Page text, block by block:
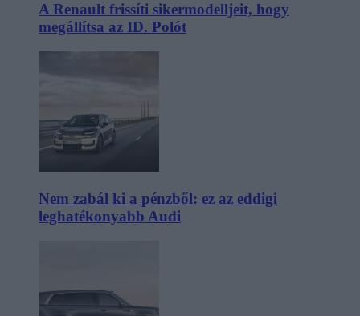
A Renault frissíti sikermodelljeit, hogy
megállítsa az ID. Polót
Nem zabál ki a pénzből: ez az eddigi
leghatékonyabb Audi